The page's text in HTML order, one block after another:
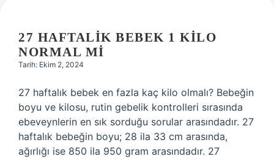
27 HAFTALIK BEBEK 1 KILO
NORMAL MI
Tarih: Ekim 2, 2024
27 haftalık bebek en fazla kaç kilo olmalı? Bebeğin
boyu ve kilosu, rutin gebelik kontrolleri sırasında
ebeveynlerin en sık sorduğu sorular arasındadır. 27
haftalık bebeğin boyu; 28 ila 33 cm arasında,
ağırlığı ise 850 ila 950 gram arasındadır. 27